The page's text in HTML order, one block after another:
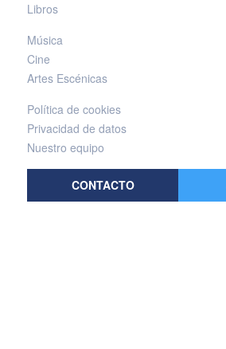
Libros
Música
Cine
Artes Escénicas
Política de cookies
Privacidad de datos
Nuestro equipo
CONTACTO